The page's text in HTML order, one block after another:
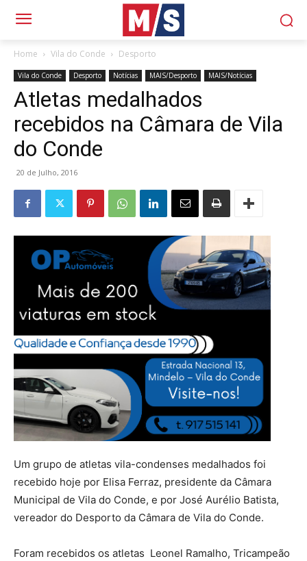
Home Vila do Conde Desporto
Vila do Conde Desporto Notícias MAIS/Desporto MAIS/Notícias
Atletas medalhados
recebidos na Câmara de Vila
do Conde
20 de Julho, 2016
Um grupo de atletas vila-condenses medalhados foi
recebido hoje por Elisa Ferraz, presidente da Câmara
Municipal de Vila do Conde, e por José Aurélio Batista,
vereador do Desporto da Câmara de Vila do Conde.
Foram recebidos os atletas Leonel Ramalho, Tricampeão